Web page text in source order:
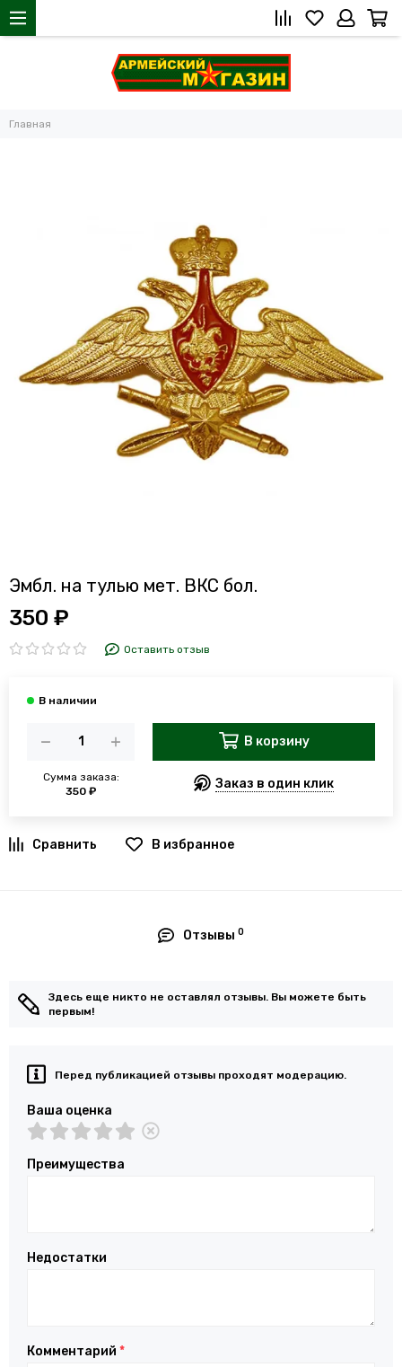
Главная
Эмбл. на тулью мет. ВКС бол.
350 ₽
Оставить отзыв
Сумма заказа:
350 ₽
В корзину
Заказ в один клик
В избранное
Отзывы0
Здесь еще никто не оставлял отзывы. Вы можете быть
первым!
Перед публикацией отзывы проходят модерацию.
Ваша оценка
Преимущества
Недостатки
Комментарий *